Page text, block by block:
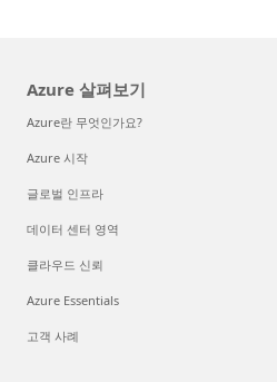
Azure 살펴보기
Azure란 무엇인가요?
Azure 시작
글로벌 인프라
데이터 센터 영역
클라우드 신뢰
Azure Essentials
고객 사례